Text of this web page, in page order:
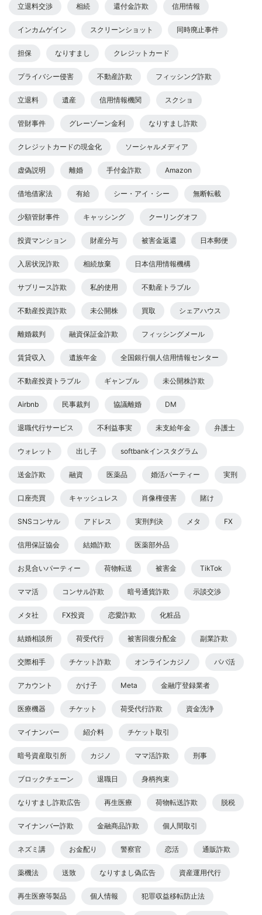
立退料交渉 相続 還付金詐欺 信用情報
インカムゲイン スクリーンショット 同時廃止事件
担保 なりすまし クレジットカード
プライバシー侵害 不動産詐欺 フィッシング詐欺
立退料 遺産 信用情報機関 スクショ
管財事件 グレーゾーン金利 なりすまし詐欺
クレジットカードの現金化 ソーシャルメディア
虚偽説明 離婚 手付金詐欺 Amazon
借地借家法 有給 シー・アイ・シー 無断転載
少額管財事件 キャッシング クーリングオフ
投資マンション 財産分与 被害金返還 日本郵便
入居状況詐欺 相続放棄 日本信用情報機構
サブリース詐欺 私的使用 不動産トラブル
不動産投資詐欺 未公開株 買取 シェアハウス
離婚裁判 融資保証金詐欺 フィッシングメール
賃貸収入 遺族年金 全国銀行個人信用情報センター
不動産投資トラブル ギャンブル 未公開株詐欺
Airbnb 民事裁判 協議離婚 DM
退職代行サービス 不利益事実 未支給年金 弁護士
ウォレット 出し子 softbankインスタグラム
送金詐欺 融資 医薬品 婚活パーティー 実刑
口座売買 キャッシュレス 肖像権侵害 賭け
SNSコンサル アドレス 実刑判決 メタ FX
信用保証協会 結婚詐欺 医薬部外品
お見合いパーティー 荷物転送 被害金 TikTok
ママ活 コンサル詐欺 暗号通貨詐欺 示談交渉
メタ社 FX投資 恋愛詐欺 化粧品
結婚相談所 荷受代行 被害回復分配金 副業詐欺
交際相手 チケット詐欺 オンラインカジノ パパ活
アカウント かけ子 Meta 金融庁登録業者
医療機器 チケット 荷受代行詐欺 資金洗浄
マイナンバー 紹介料 チケット取引
暗号資産取引所 カジノ ママ活詐欺 刑事
ブロックチェーン 退職日 身柄拘束
なりすまし詐欺広告 再生医療 荷物転送詐欺 脱税
マイナンバー詐欺 金融商品詐欺 個人間取引
ネズミ講 お金配り 警察官 恋活 通販詐欺
薬機法 送致 なりすまし偽広告 資産運用代行
再生医療等製品 個人情報 犯罪収益移転防止法